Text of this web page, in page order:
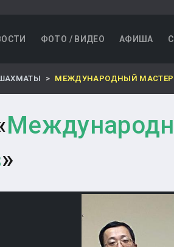
ФОТО / ВИДЕО АФИША
МЕЖДУНАРОДНЫЙ МАСТЕР
»